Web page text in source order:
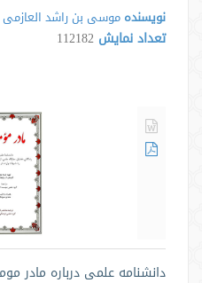
نویسنده موسی بن راشد العازمی
تعداد نمایش 112182
دانشنامه علمی درباره مادر